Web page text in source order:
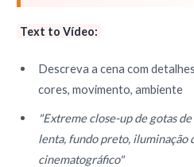
Text to Vídeo:
Descreva a cena com
cores, movimento, ambiente
"Extreme close-up de gotas
lenta, fundo preto, iluminação
cinematográfico"